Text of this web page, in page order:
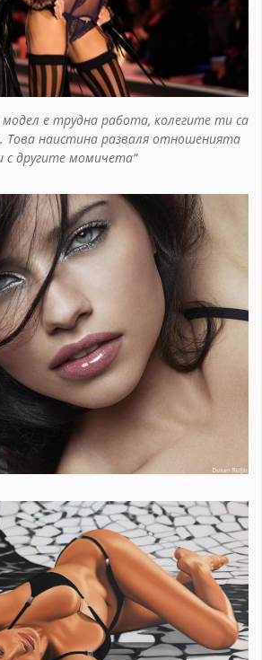
е трудна работа, колегите ти са
Това наистина разваля отношенията
с другите момичета“